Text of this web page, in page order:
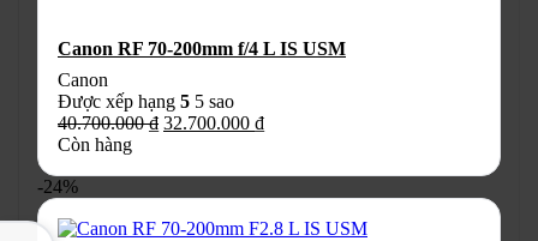
trên
trang
sản
phẩm
Canon RF 70-200mm f/4 L IS USM
Canon
Được xếp hạng 5 5 sao
40.700.000₫ Giá
32.700.000 ₫Giá
Còn hàng
-24%